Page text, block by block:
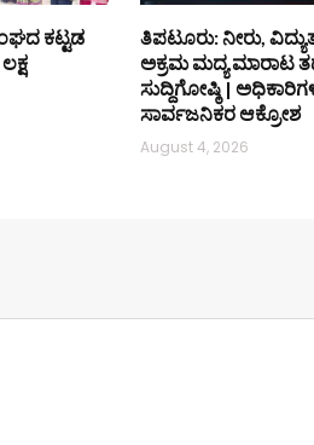
ಕಟ್ಟಡ
ತಿಪಟೂರು: ನೀರು,
ಅಕ್ರಮ ಮದ್ಯ ಮಾರಾಟ
ಸುದ್ದಿಗೋಷ್ಠಿ | ಅಧಿಕಾರಿಗಳ
ಸಾರ್ವಜನಿಕರ ಆಕ್ರೋಶ
August 4, 2026